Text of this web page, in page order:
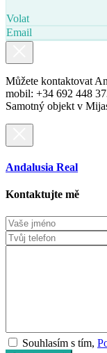
Volat
Email
Můžete kontaktovat
mobil: +34 692 448
Samotný objekt v
Andalusia Real
Kontaktujte mě
Souhlasím s tím,